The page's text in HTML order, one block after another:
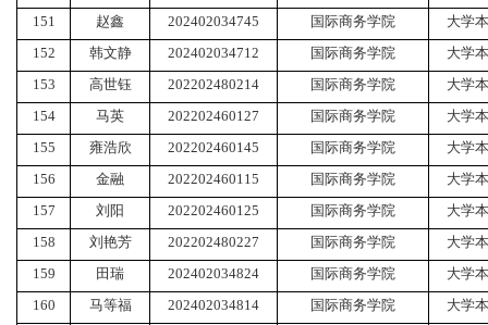
151
赵鑫 202402034745 国际商务学院
大学
152
韩文静 202402034712 国际商务学院
大学
153
高世钰 202202480214 国际商务学院
大学
154
马英 202202460127 国际商务学院
大学
155
雍浩欣 202202460145 国际商务学院
大学
156
金融 202202460115 国际商务学院
大学
157
刘阳 202202460125 国际商务学院
大学
158
刘艳芳 202202480227 国际商务学院
大学
159
田瑞 202402034824 国际商务学院
大学
160
马等福 202402034814 国际商务学院
大学